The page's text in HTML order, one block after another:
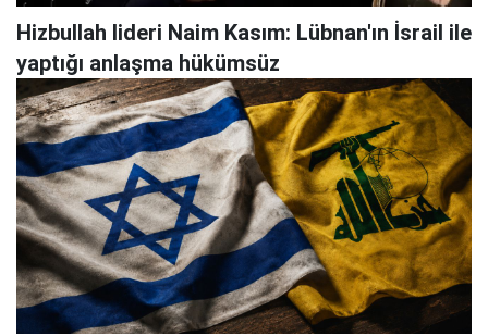
Hizbullah lideri Naim Kasım: Lübnan'ın İsrail ile
yaptığı anlaşma hükümsüz